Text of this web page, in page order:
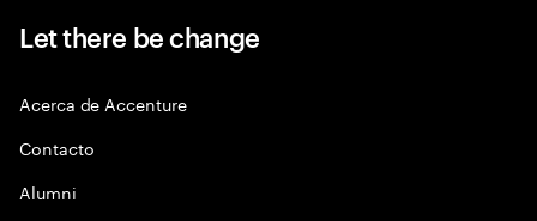
Let there be change
Acerca de Accenture
Contacto
Alumni